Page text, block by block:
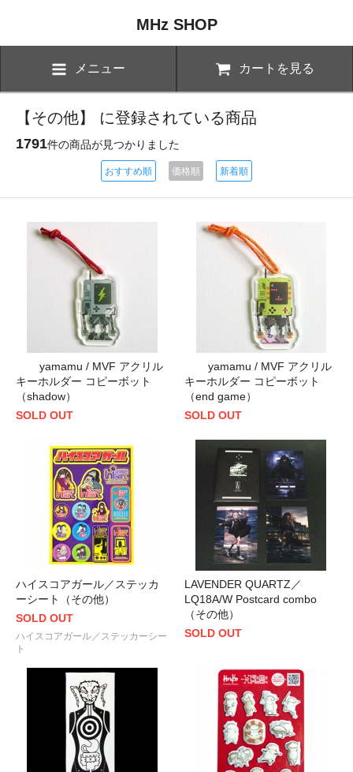
MHz SHOP
メニュー カートを見る
【その他】 に登録されている商品
1791件の商品が見つかりました
おすすめ順 価格順 新着順
yamamu / MVF アクリル
キーホルダー コピーボット
（shadow）
SOLD OUT
yamamu / MVF アクリル
キーホルダー コピーボット
（end game）
SOLD OUT
ハイスコアガール／ステッカ
ーシート（その他）
SOLD OUT
ハイスコアガール／ステッカーシー
ト
LAVENDER QUARTZ／
LQ18A/W Postcard combo
（その他）
SOLD OUT